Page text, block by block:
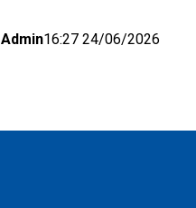
Admin16:27 24/06/2026